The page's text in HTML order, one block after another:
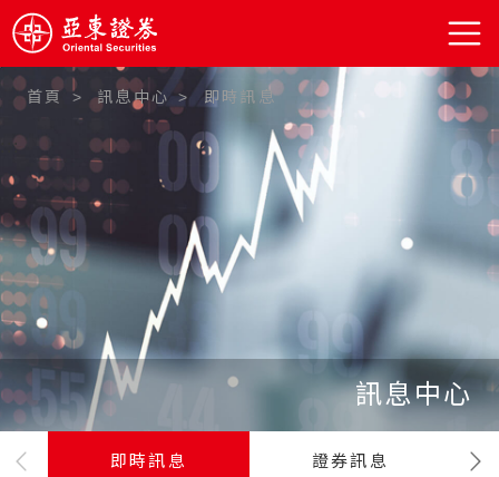
:::
首頁 訊息中心 即時訊息
訊息中心
即時訊息 證券訊息